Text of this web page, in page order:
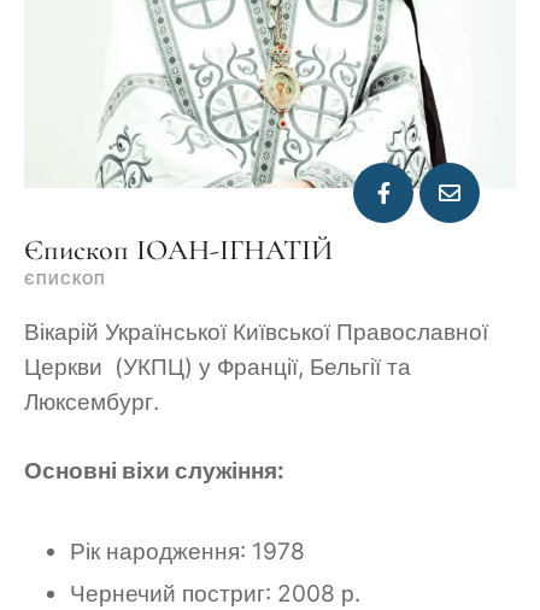
Єпископ ІОАН-ІГНАТІЙ
ЄПИСКОП
Вікарій Української Київської Православної
Церкви (УКПЦ) у Франції, Бельгії та
Люксембург.
Основні віхи служіння:
Рік народження: 1978
Чернечий постриг: 2008 р.